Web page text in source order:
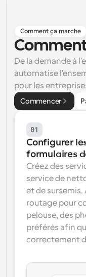
Automatiser la
Blog
Restez à jour
Réunions
Rencontrez
Liens de
Réservez
personnes
Webhooks
Soyez informé
Comment ça marche
De la demande à
automatise
pour les
Commencer
01
Configurer
formulaires
Créez des
service de
et de
routage pour
pelouse, des
préférés afin
correctement